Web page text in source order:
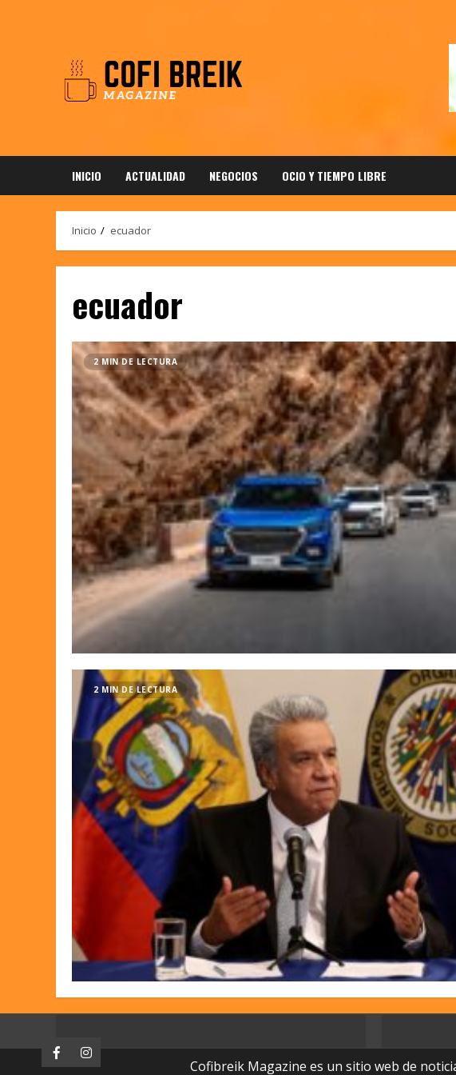
INICIO ACTUALIDAD NEGOCIOS OCIO Y TIEMPO LIBRE
Inicio ecuador
ecuador
2 MIN DE LECTURA
2 MIN DE LECTURA
FacebookInstagram Cofibreik Magazine es un sitio web de